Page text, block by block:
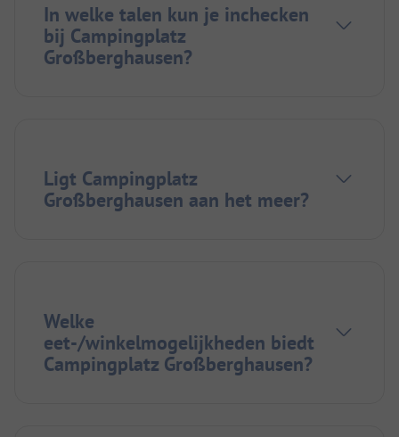
In welke talen kun je inchecken
bij Campingplatz
Großberghausen?
Ligt Campingplatz
Großberghausen aan het meer?
Welke
eet-/winkelmogelijkheden biedt
Campingplatz Großberghausen?